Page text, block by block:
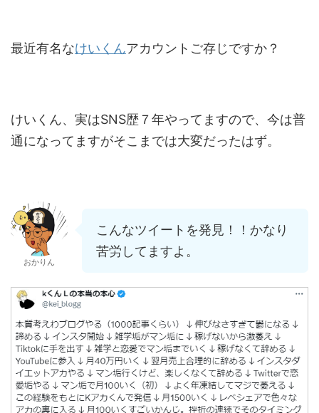
最近有名なけいくんアカウントご存じですか？
けいくん、実はSNS歴７年やってますので、今は普
通になってますがそこまでは大変だったはず。
おかりん
こんなツイートを発見！！かなり
苦労してますよ。